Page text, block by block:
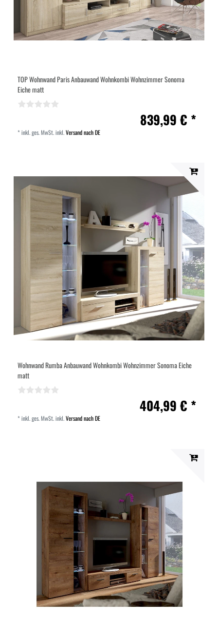
TOP Wohnwand Paris Anbauwand Wohnkombi Wohnzimmer Sonoma
Eiche matt
839,99 € *
*inkl. ges. MwSt.inkl.Versand nach DE
Wohnwand Rumba Anbauwand Wohnkombi Wohnzimmer Sonoma Eiche
matt
404,99 € *
*inkl. ges. MwSt.inkl.Versand nach DE